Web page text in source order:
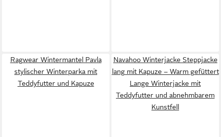
Ragwear Wintermantel Pavla
stylischer Winterparka mit
Teddyfutter und Kapuze
Navahoo Winterjacke Steppjacke
lang mit Kapuze – Warm gefüttert
Lange Winterjacke mit
Teddyfutter und abnehmbarem
Kunstfell